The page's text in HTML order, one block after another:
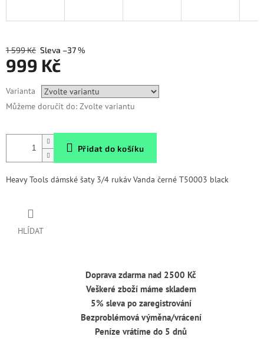
1 599 Kč –37 %
999 Kč
cena:
Varianta
Můžeme doručit do: Zvolte variantu
Přidat do košíku
Heavy Tools dámské šaty 3/4 rukáv Vanda černé T50003 black
HLÍDAT
Doprava zdarma nad 2500 Kč
Veškeré zboží máme skladem
5% sleva po zaregistrování
Bezproblémová výměna/vrácení
Peníze vrátíme do 5 dnů